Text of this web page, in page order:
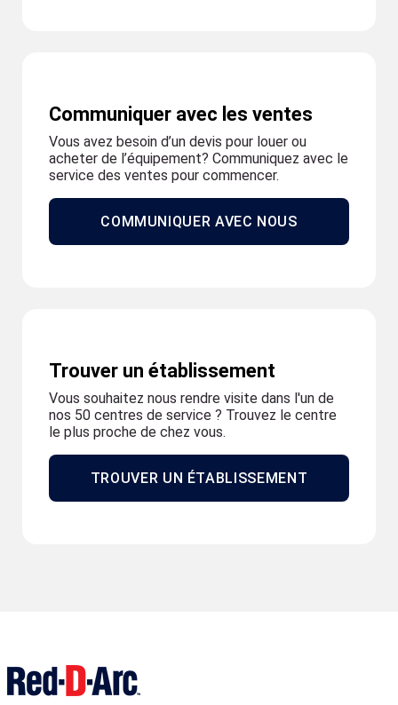
Communiquer avec les ventes
Vous avez besoin d’un devis pour louer ou
acheter de l’équipement? Communiquez avec le
service des ventes pour commencer.
COMMUNIQUER AVEC NOUS
Trouver un établissement
Vous souhaitez nous rendre visite dans l'un de
nos 50 centres de service ? Trouvez le centre
le plus proche de chez vous.
TROUVER UN ÉTABLISSEMENT